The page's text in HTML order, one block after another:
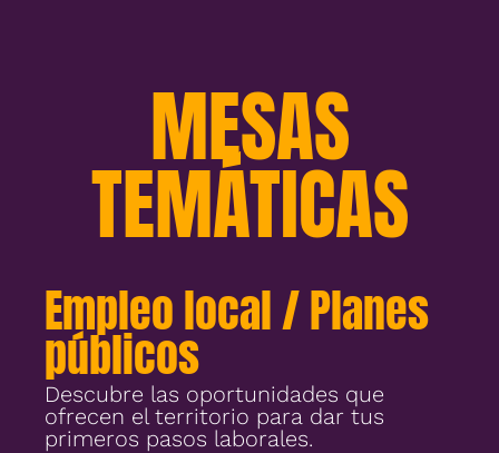
MESAS
TEMÁTICAS
Empleo local / Planes
públicos
Descubre las oportunidades que
ofrecen el territorio para dar tus
primeros pasos laborales.